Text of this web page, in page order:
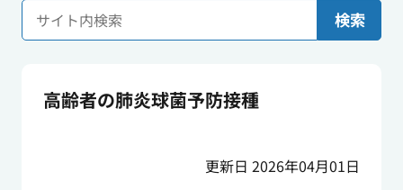
検索
高齢者の肺炎球菌予防接種
更新日 2026年04月01日